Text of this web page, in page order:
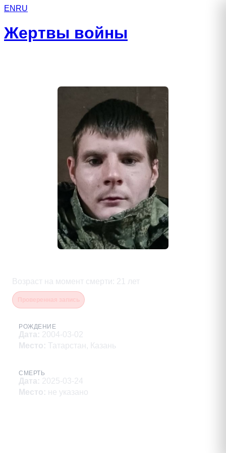
EN RU
Жертвы войны
Возраст на момент смерти : 21 лет
РОЖДЕНИЕ
Дата: 2004-03-02
Место: Татарстан, Казань
СМЕРТЬ
Дата: 2025-03-24
Место: не указано